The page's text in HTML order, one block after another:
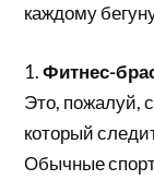
каждому
1.Фитнес-
Это, пожалуй,
который
Обычные